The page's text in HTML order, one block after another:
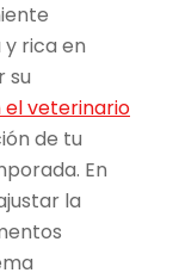
rica en
su
el veterinario
de tu
En
la